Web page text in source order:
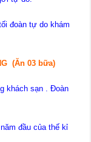
đoàn tự do khám
(Ăn 03 bữa)
khách sạn . Đoàn
đầu của thế kỉ